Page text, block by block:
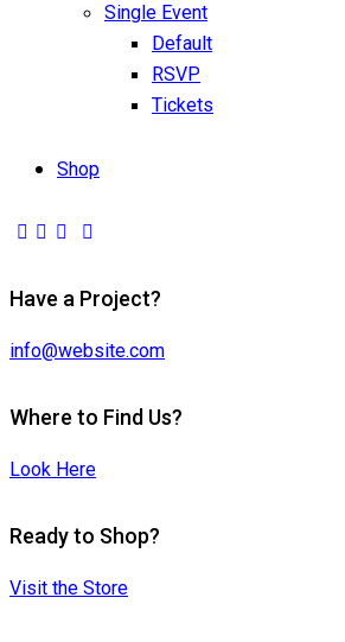
Single Event
Default
RSVP
Tickets
Shop
Have a Project?
info@website.com
Where to Find Us?
Look Here
Ready to Shop?
Visit the Store